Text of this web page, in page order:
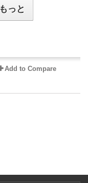
もっと
Add to Compare